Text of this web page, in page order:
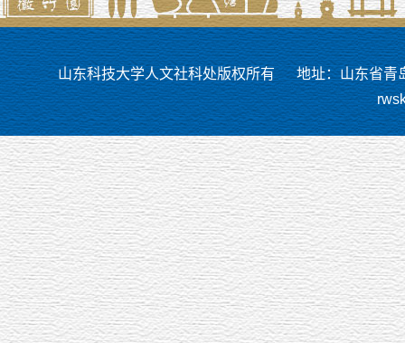
山东科技大学人文社科处版权所有
地址：山东省